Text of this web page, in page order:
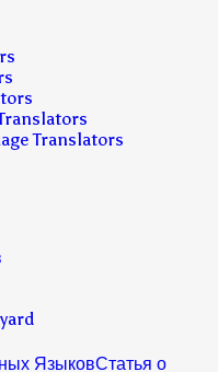
Translators
ЯзыковСтатья о